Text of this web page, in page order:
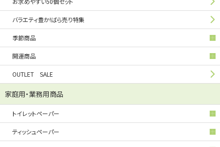
バラエティ豊か!ばら売り特集
季節商品
開運商品
OUTLET SALE
家庭用・業務用商品
トイレットペーパー
ティッシュペーパー